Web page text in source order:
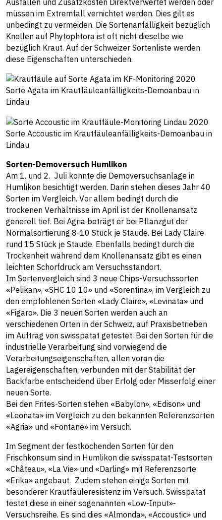
Ausfällen und Zusatzkosten Direktverwertet werden oder
müssen im Extremfall vernichtet werden. Dies gilt es
unbedingt zu vermeiden. Die Sortenanfälligkeit bezüglich
Knollen auf Phytophtora ist oft nicht dieselbe wie
bezüglich Kraut. Auf der Schweizer Sortenliste werden
diese Eigenschaften unterschieden.
Sorte Agata im Krautfäuleanfälligkeits-Demoanbau in
Lindau
Sorte Accoustic im Krautfäuleanfälligkeits-Demoanbau in
Lindau
Sorten-Demoversuch Humlikon
Am 1. und 2. Juli konnte die Demoversuchsanlage in
Humlikon besichtigt werden. Darin stehen dieses Jahr 40
Sorten im Vergleich. Vor allem bedingt durch die
trockenen Verhältnisse im April ist der Knollenansatz
generell tief. Bei Agria beträgt er bei Pflanzgut der
Normalsortierung 8-10 Stück je Staude. Bei Lady Claire
rund 15 Stück je Staude. Ebenfalls bedingt durch die
Trockenheit während dem Knollenansatz gibt es einen
leichten Schorfdruck am Versuchsstandort.
Im Sortenvergleich sind 3 neue Chips-Versuchssorten
«Pelikan», «SHC 10 10» und «Sorentina», im Vergleich zu
den empfohlenen Sorten «Lady Claire», «Levinata» und
«Figaro». Die 3 neuen Sorten werden auch an
verschiedenen Orten in der Schweiz, auf Praxisbetrieben
im Auftrag von swisspatat getestet. Bei den Sorten für die
industrielle Verarbeitung sind vorwiegend die
Verarbeitungseigenschaften, allen voran die
Lagereigenschaften, verbunden mit der Stabilität der
Backfarbe entscheidend über Erfolg oder Misserfolg einer
neuen Sorte.
Bei den Frites-Sorten stehen «Babylon», «Edison» und
«Leonata» im Vergleich zu den bekannten Referenzsorten
«Agria» und «Fontane» im Versuch.
Im Segment der festkochenden Sorten für den
Frischkonsum sind in Humlikon die swisspatat-Testsorten
«Château», «La Vie» und «Darling» mit Referenzsorte
«Erika» angebaut. Zudem stehen einige Sorten mit
besonderer Krautfäuleresistenz im Versuch. Swisspatat
testet diese in einer sogenannten «Low-Input»-
Versuchsreihe. Es sind dies «Almonda», «Accoustic» und